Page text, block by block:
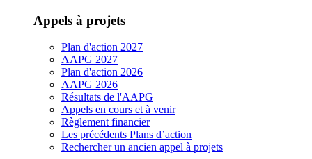
Appels à projets
Plan d'action 2027
AAPG 2027
Plan d'action 2026
AAPG 2026
Résultats de l'AAPG
Appels en cours et à venir
Règlement financier
Les précédents Plans d’action
Rechercher un ancien appel à projets